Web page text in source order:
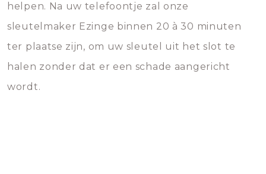
helpen. Na uw telefoontje zal onze
sleutelmaker Ezinge binnen 20 à 30 minuten
ter plaatse zijn, om uw sleutel uit het slot te
halen zonder dat er een schade aangericht
wordt.